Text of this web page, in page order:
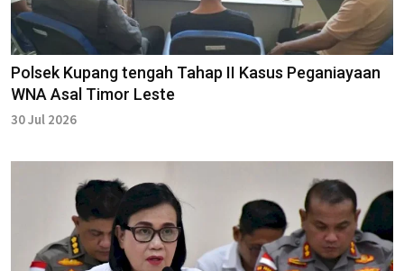
Polsek Kupang tengah Tahap II Kasus Peganiayaan
WNA Asal Timor Leste
30 Jul 2026